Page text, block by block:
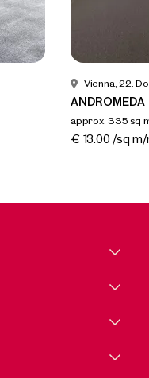
Vienna, 22.
ANDROMEDA
approx. 335 sq
Available
€ 13.00 /sq